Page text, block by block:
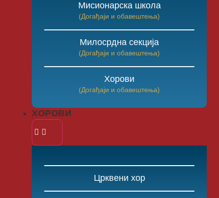
Мисионарска школа
(Догађаји и обавештења)
Милосрдна секција
(Догађаји и обавештења)
Хорови
(Догађаји и обавештења)
ХОРОВИ
Црквени хор